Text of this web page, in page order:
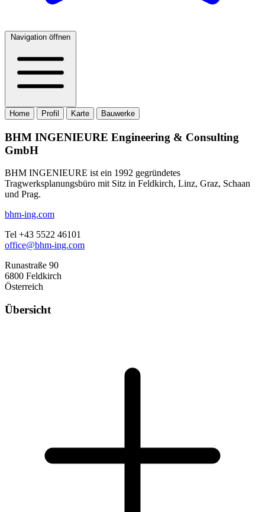
Navigation öffnen
Home Profil Karte Bauwerke
BHM INGENIEURE Engineering & Consulting
GmbH
BHM INGENIEURE ist ein 1992 gegründetes
Tragwerksplanungsbüro mit Sitz in Feldkirch, Linz, Graz, Schaan
und Prag.
bhm-ing.com
Tel +43 5522 46101
office@bhm-ing.com
Runastraße 90
6800 Feldkirch
Österreich
Übersicht